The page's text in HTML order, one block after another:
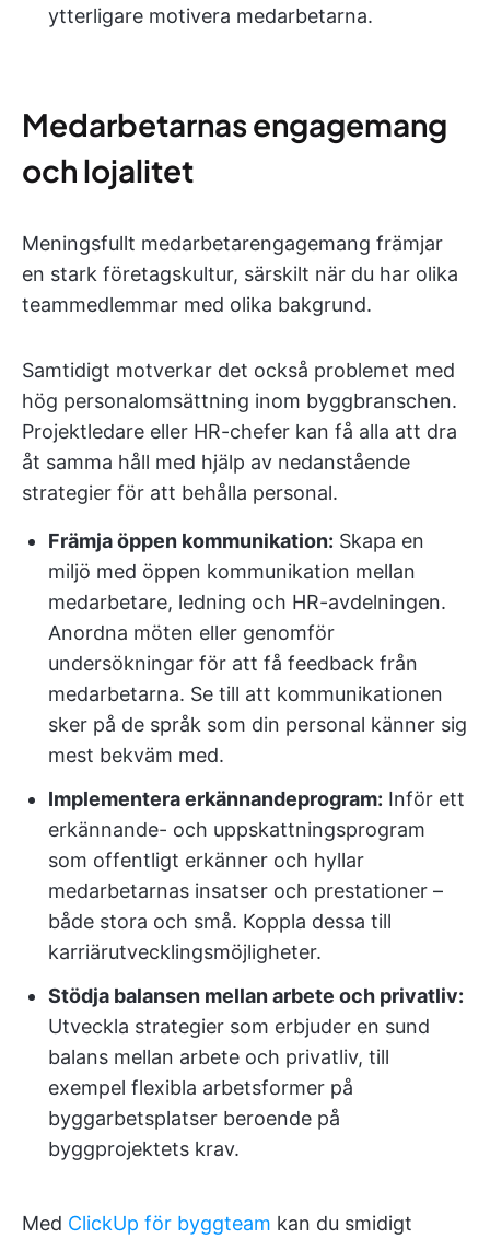
ytterligare motivera medarbetarna.
Medarbetarnas engagemang
och lojalitet
Meningsfullt medarbetarengagemang främjar
en stark företagskultur, särskilt när du har olika
teammedlemmar med olika bakgrund.
Samtidigt motverkar det också problemet med
hög personalomsättning inom byggbranschen.
Projektledare eller HR-chefer kan få alla att dra
åt samma håll med hjälp av nedanstående
strategier för att behålla personal.
Främja öppen kommunikation: Skapa en
miljö med öppen kommunikation mellan
medarbetare, ledning och HR-avdelningen.
Anordna möten eller genomför
undersökningar för att få feedback från
medarbetarna. Se till att kommunikationen
sker på de språk som din personal känner sig
mest bekväm med.
Implementera erkännandeprogram: Inför ett
erkännande- och uppskattningsprogram
som offentligt erkänner och hyllar
medarbetarnas insatser och prestationer –
både stora och små. Koppla dessa till
karriärutvecklingsmöjligheter.
Stödja balansen mellan arbete och privatliv:
Utveckla strategier som erbjuder en sund
balans mellan arbete och privatliv, till
exempel flexibla arbetsformer på
byggarbetsplatser beroende på
byggprojektets krav.
Med ClickUp för byggteam kan du smidigt